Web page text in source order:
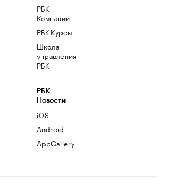
РБК
Компании
РБК Курсы
Школа
управления
РБК
РБК
Новости
iOS
Android
AppGallery